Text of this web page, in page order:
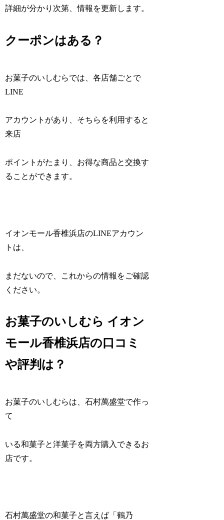
詳細が分かり次第、情報を更新します。
クーポンはある？
お菓子のいしむらでは、各店舗ごとで
LINE
アカウントがあり、そちらを利用すると
来店
ポイントがたまり、お得な商品と交換す
ることができます。
イオンモール香椎浜店のLINEアカウン
トは、
まだないので、これからの情報をご確認
ください。
お菓子のいしむら イオン
モール香椎浜店の口コミ
や評判は？
お菓子のいしむらは、石村萬盛堂で作っ
て
いる和菓子と洋菓子を両方購入できるお
店です。
石村萬盛堂の和菓子と言えば「鶴乃